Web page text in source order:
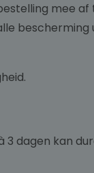
mee
dagen kan